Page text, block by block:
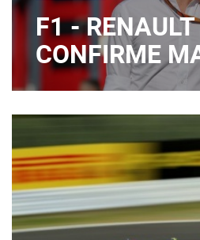
F1 - RENAULT
CONFIRME
BUDKOWSKI